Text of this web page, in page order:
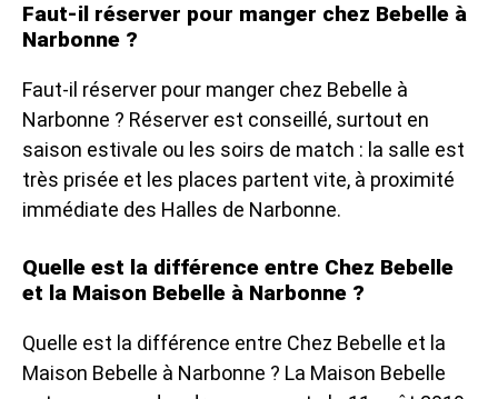
Faut-il réserver pour manger chez Bebelle à
Narbonne ?
Faut-il réserver pour manger chez Bebelle à
Narbonne ? Réserver est conseillé, surtout en
saison estivale ou les soirs de match : la salle est
très prisée et les places partent vite, à proximité
immédiate des Halles de Narbonne.
Quelle est la différence entre Chez Bebelle
et la Maison Bebelle à Narbonne ?
Quelle est la différence entre Chez Bebelle et la
Maison Bebelle à Narbonne ? La Maison Bebelle